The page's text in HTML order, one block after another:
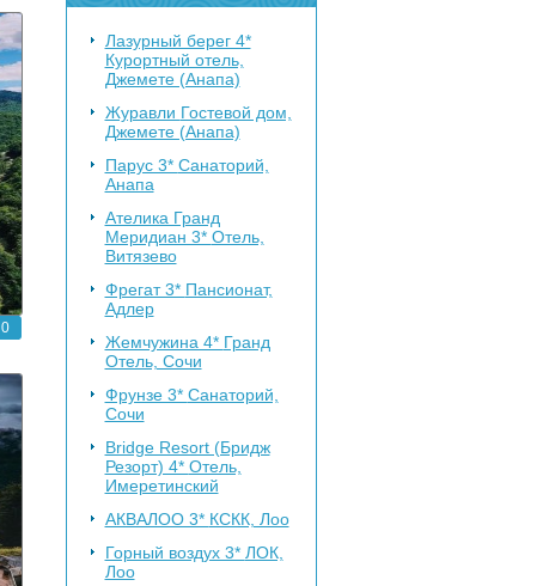
Лазурный берег 4*
Курортный отель,
Джемете (Анапа)
Журавли Гостевой дом,
Джемете (Анапа)
Парус 3* Санаторий,
Анапа
Ателика Гранд
Меридиан 3* Отель,
Витязево
Фрегат 3* Пансионат,
Адлер
Жемчужина 4* Гранд
Отель, Сочи
Фрунзе 3* Санаторий,
Сочи
Bridge Resort (Бридж
Резорт) 4* Отель,
Имеретинский
АКВАЛОО 3* КСКК, Лоо
Горный воздух 3* ЛОК,
Лоо
0